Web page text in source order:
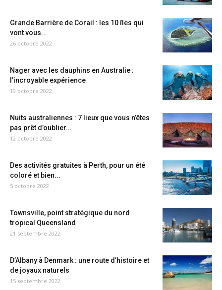
Grande Barrière de Corail : les 10 îles qui
vont vous...
26 octobre 2022
Nager avec les dauphins en Australie :
l’incroyable expérience
19 octobre 2022
Nuits australiennes : 7 lieux que vous n’êtes
pas prêt d’oublier...
12 octobre 2022
Des activités gratuites à Perth, pour un été
coloré et bien...
5 octobre 2022
Townsville, point stratégique du nord
tropical Queensland
21 septembre 2022
D’Albany à Denmark : une route d’histoire et
de joyaux naturels
15 septembre 2022